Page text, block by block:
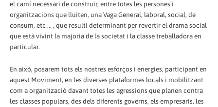
el camí necessari de construir, entre totes les persones i
organitzacions que lluiten, una Vaga General, laboral, social, de
consum, etc ... , que resulti determinant per revertir el drama social
que està vivint la majoria de la societat i la classe treballadora en
particular.
En això, posarem tots els nostres esforços i energies, participant en
aquest Moviment, en les diverses plataformes locals i mobilitzant
com a organització davant totes les agressions que planen contra
les classes populars, des dels diferents governs, els empresaris, les